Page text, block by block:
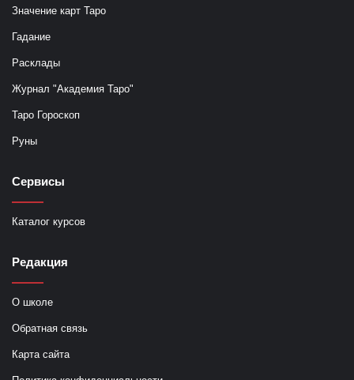
Значение карт Таро
Гадание
Расклады
Журнал "Академия Таро"
Таро Гороскоп
Руны
Сервисы
Каталог курсов
Редакция
О школе
Обратная связь
Карта сайта